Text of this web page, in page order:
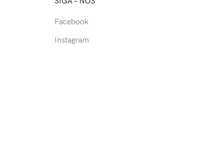
Facebook
Instagram